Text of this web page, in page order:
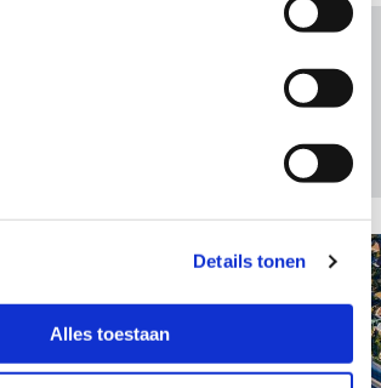
Details tonen
Alles toestaan& Handling